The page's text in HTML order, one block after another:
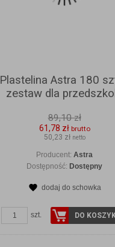
Plastelina Astra 180
zestaw dla
89,10 zł
61,78 zł brutto
50,23 zł netto
Producent: Astra
Dostępność: Dostępny
dodaj do schowka
szt. DO